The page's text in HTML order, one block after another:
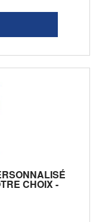
CHOIX -